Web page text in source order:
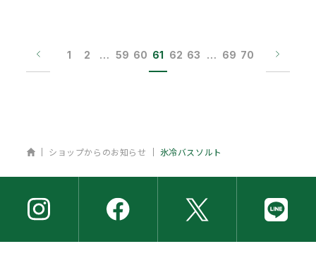
1 2 … 59 60 61 62 63 … 69 70
ホーム
ショップからのお知らせ 氷冷バスソルト